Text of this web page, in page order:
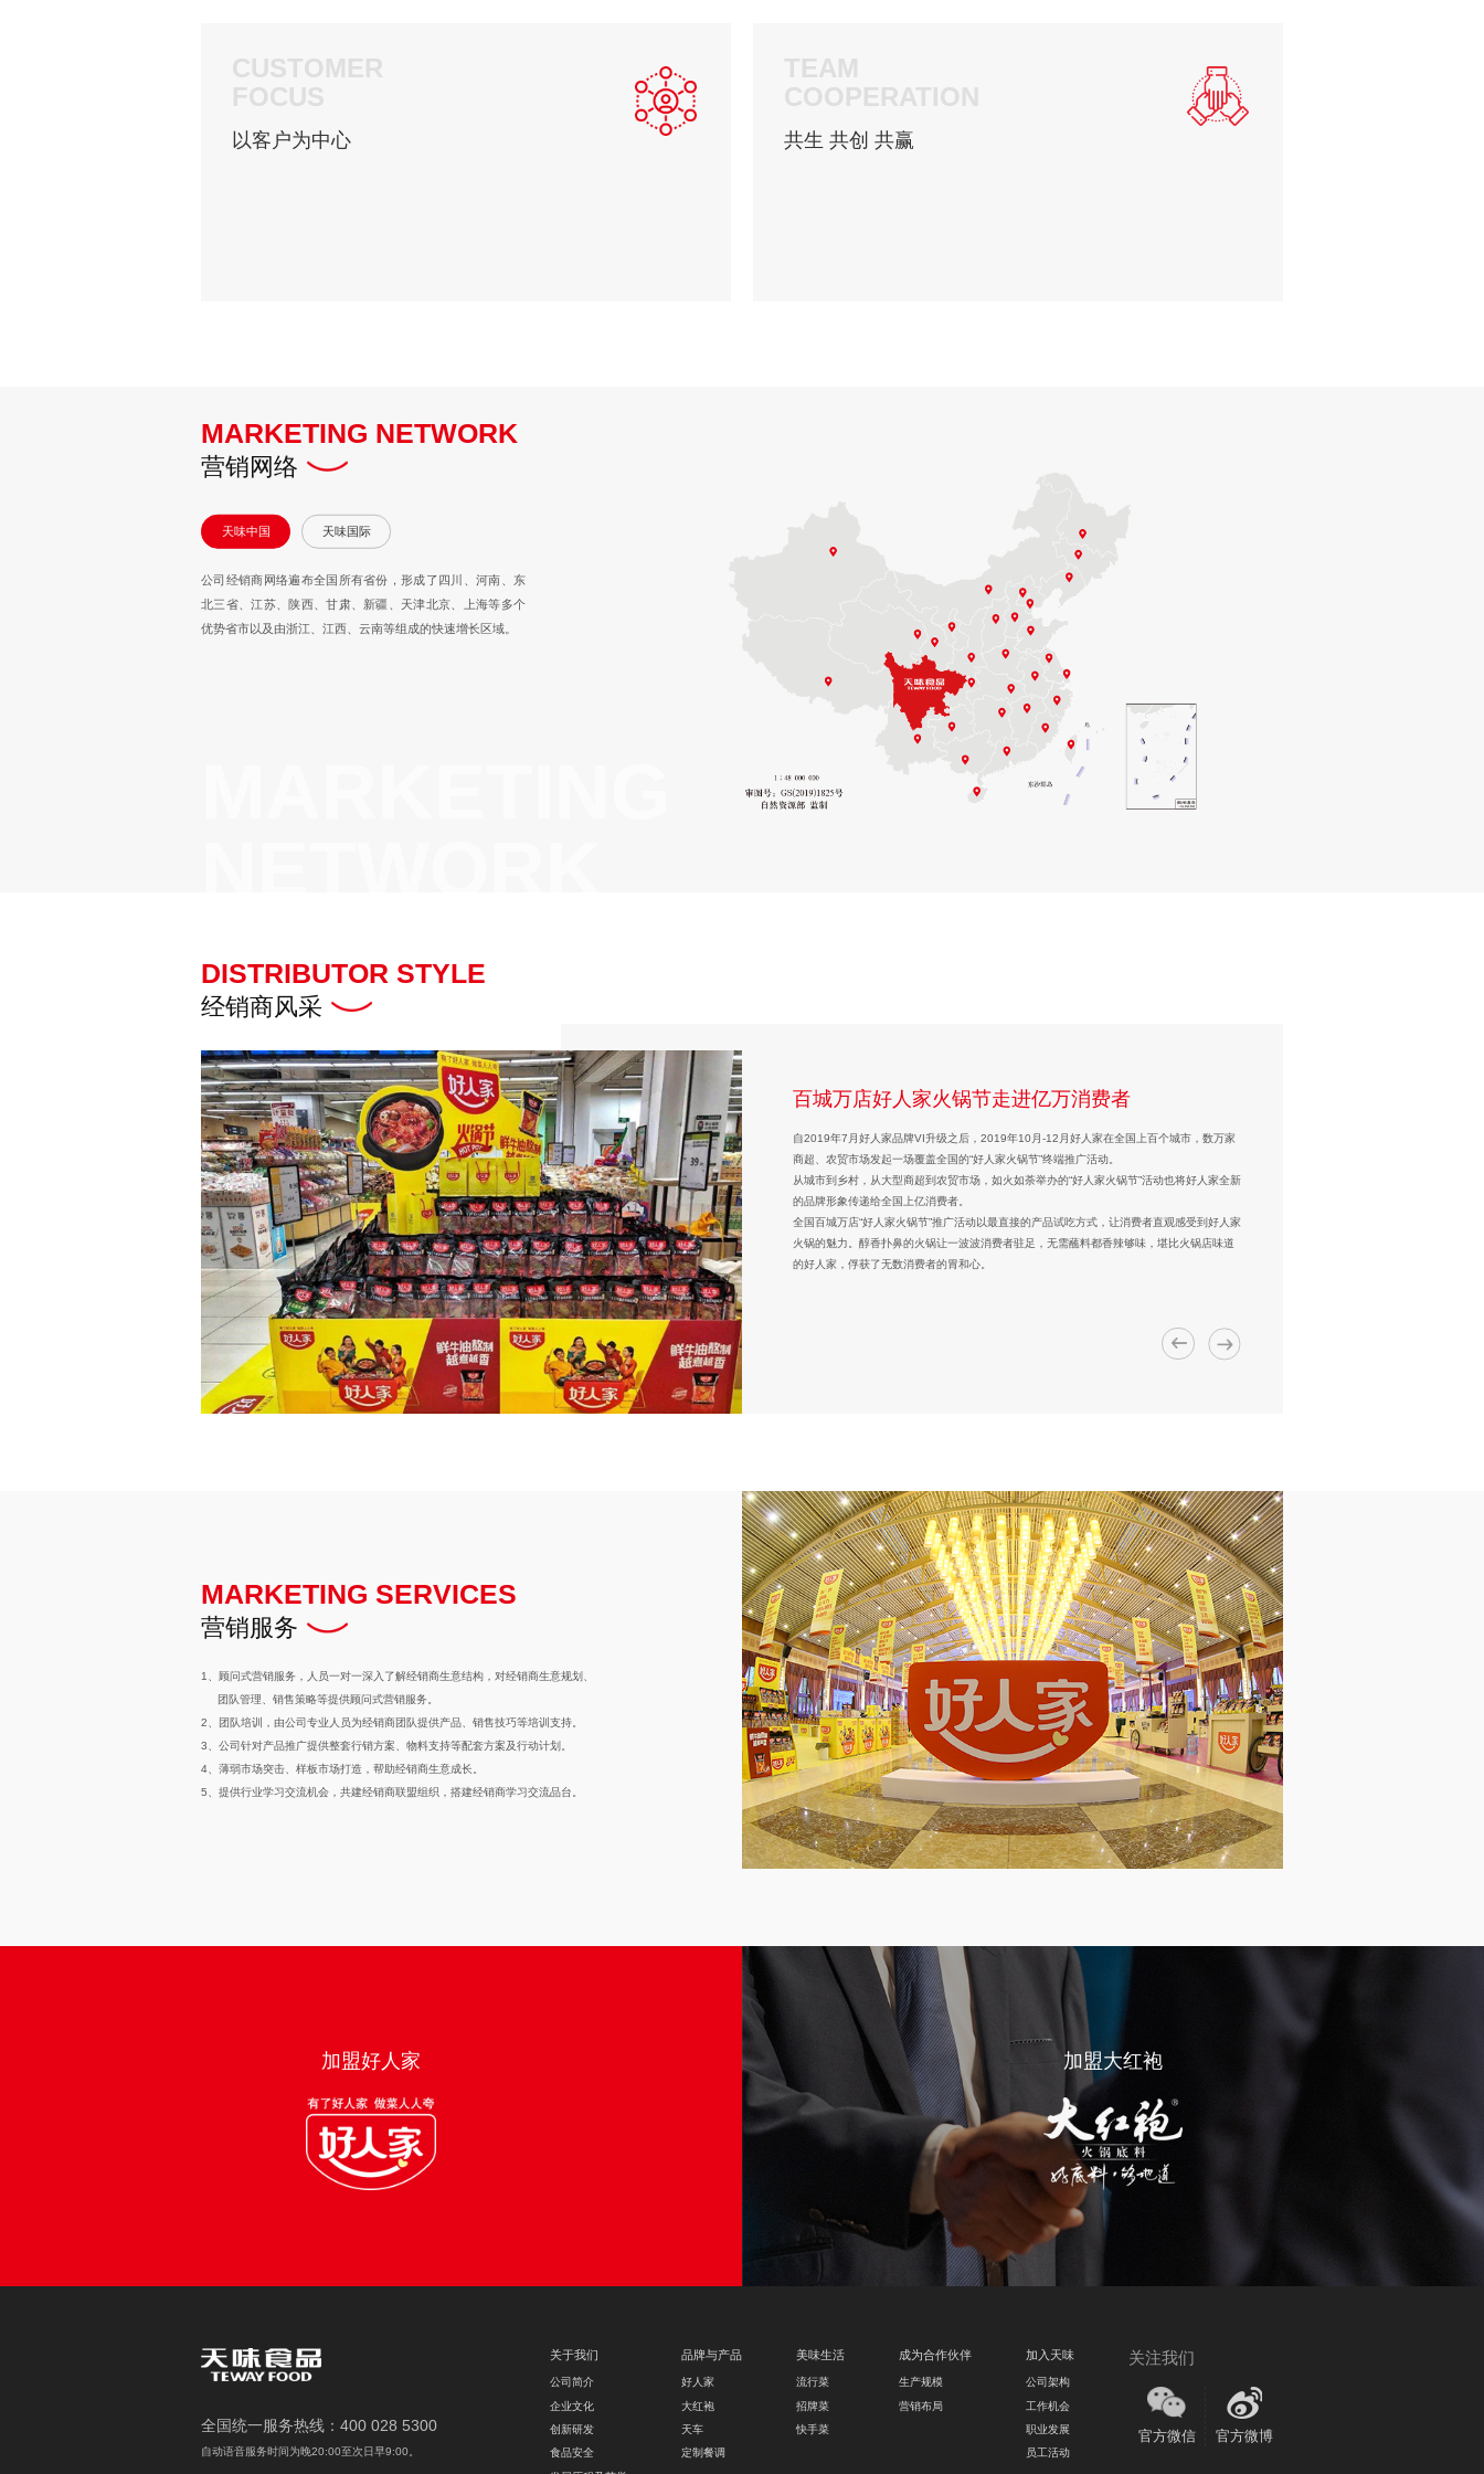
CUSTOMER
FOCUS
以客户为中心
TEAM
COOPERATION
共生 共创 共赢
MARKETING NETWORK
营销网络
天味中国 天味国际
公司经销商网络遍布全国所有省份，形成了四川、河南、东
北三省、江苏、陕西、甘肃、新疆、天津北京、上海等多个
优势省市以及由浙江、江西、云南等组成的快速增长区域。
DISTRIBUTOR STYLE
经销商风采
大红袍·大事业——品牌战略合作全面启动
6月8日，“大红袍·大事业”品牌战略合作启动会在集团总部隆重召开，陆续邀约大红袍经销商
分期分批次走进天味。2020年公司启动了品牌“双轮驱动”战略，从战略层面将大红袍品牌与
好人家品牌从组织到客户做了细分。
启动会上，集团副总裁兼零售事业部总经理吴学军、 零售事业部副总经理、大红袍销售部负
责人席章太、品牌中心产品经理等分别发表了讲话， 让经销商对大红袍品牌的发展战略有更
清晰的认识，同时，坚定大红袍事业发展的信心！
四川大区经销商工作会议圆满召开
5月10日，零售事业部“四川大区经销商5月销售工作会”在集团公司总部召开，来自四川大区
120余位经销商合作伙伴参加会议。
本次会议旨在向经销商伙伴传达公司最新的战略布局、销售策略及市场支持方案等信息，以
此统一思想、达成共识，建立长效的沟通机制。
本次会议取得圆满成功，面对2020年的市场变革，相信通过本次会议，上百位经销商共商共
议，定能实现共创共赢。
百城万店好人家火锅节走进亿万消费者
自2019年7月好人家品牌VI升级之后，2019年10月-12月好人家在全国上百个城市，数万家
商超、农贸市场发起一场覆盖全国的“好人家火锅节”终端推广活动。
从城市到乡村，从大型商超到农贸市场，如火如荼举办的“好人家火锅节”活动也将好人家全新
的品牌形象传递给全国上亿消费者。
全国百城万店“好人家火锅节”推广活动以最直接的产品试吃方式，让消费者直观感受到好人家
火锅的魅力。醇香扑鼻的火锅让一波波消费者驻足，无需蘸料都香辣够味，堪比火锅店味道
的好人家，俘获了无数消费者的胃和心。
2020好人家龙虾节在全国各地火热进行中
每到夏季，谈起消暑美味，小龙虾是避不开的话题，2020年好人家龙虾节已经全面启动，全
国各地超市、卖场已处处闻到龙虾的味道。
好人家龙虾节在全国各地火热进行中，经销商带领团队从活动前培训到活动的全程跟踪参
与，展示出了天味经销商强大的战斗力和执行力。
MARKETING SERVICES
营销服务
1、顾问式营销服务，人员一对一深入了解经销商生意结构，对经销商生意规划、
团队管理、销售策略等提供顾问式营销服务。
2、团队培训，由公司专业人员为经销商团队提供产品、销售技巧等培训支持。
3、公司针对产品推广提供整套行销方案、物料支持等配套方案及行动计划。
4、薄弱市场突击、样板市场打造，帮助经销商生意成长。
5、提供行业学习交流机会，共建经销商联盟组织，搭建经销商学习交流品台。
加盟好人家 加盟大红袍
电话：028-82808166
全国统一服务热线：400 028 5300
自动语音服务时间为晚20:00至次日早9:00。
关注我们
官方微信 官方微博
关于我们
公司简介
企业文化
创新研发
食品安全
品牌与产品
好人家
大红袍
天车
定制餐调
美味生活
流行菜
招牌菜
快手菜
成为合作伙伴
生产规模
营销布局
加入天味
公司架构
工作机会
职业发展
员工活动